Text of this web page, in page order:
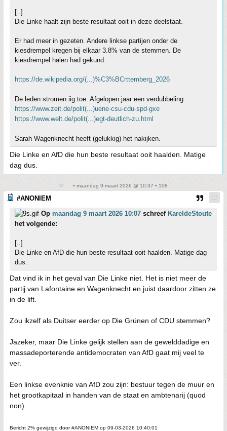
[..]
Die Linke haalt zijn beste resultaat ooit in deze deelstaat.
Er had meer in gezeten. Andere linkse partijen onder de
kiesdrempel kregen bij elkaar 3.8% van de stemmen. De
kiesdrempel halen had gekund.
https://de.wikipedia.org/(...)%C3%BCrttemberg_2026
De leden stromen iig toe. Afgelopen jaar een verdubbeling.
https://www.zeit.de/polit(...)uene-csu-cdu-spd-gxe
https://www.welt.de/polit(...)egt-deutlich-zu.html
Sarah Wagenknecht heeft (gelukkig) het nakijken.
Die Linke en AfD die hun beste resultaat ooit haalden. Matige
dag dus.
• maandag 9 maart 2026 @ 10:37 • 108
#ANONIEM
Op maandag 9 maart 2026 10:07 schreef KareldeStoute
het volgende:
[..]
Die Linke en AfD die hun beste resultaat ooit haalden. Matige dag
dus.
Dat vind ik in het geval van Die Linke niet. Het is niet meer de
partij van Lafontaine en Wagenknecht en juist daardoor zitten ze
in de lift.
Zou ikzelf als Duitser eerder op Die Grünen of CDU stemmen?
Jazeker, maar Die Linke gelijk stellen aan de gewelddadige en
massadeporterende antidemocraten van AfD gaat mij veel te
ver.
Een linkse evenknie van AfD zou zijn: bestuur tegen de muur en
het grootkapitaal in handen van de staat en ambtenarij (quod
non).
Bericht 2% gewijzigd door #ANONIEM op 09-03-2026 10:40:01